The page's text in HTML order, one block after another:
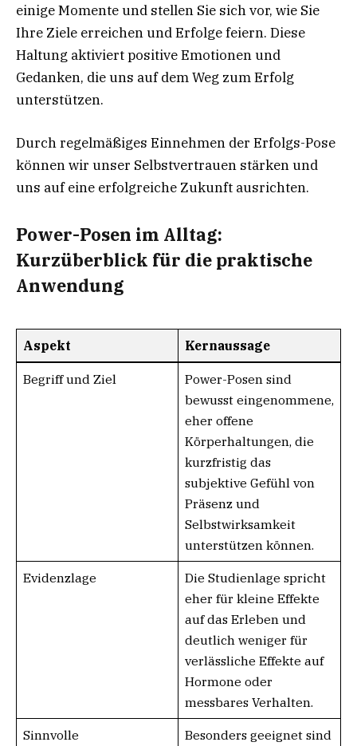
einige Momente und stellen Sie sich vor, wie Sie
Ihre Ziele erreichen und Erfolge feiern. Diese
Haltung aktiviert positive Emotionen und
Gedanken, die uns auf dem Weg zum Erfolg
unterstützen.
Durch regelmäßiges Einnehmen der Erfolgs-Pose
können wir unser Selbstvertrauen stärken und
uns auf eine erfolgreiche Zukunft ausrichten.
Power-Posen im Alltag:
Kurzüberblick für die praktische
Anwendung
Aspekt Kernaussage
Begriff und Ziel
Power-Posen sind
bewusst eingenommene,
eher offene
Körperhaltungen, die
kurzfristig das
subjektive Gefühl von
Präsenz und
Selbstwirksamkeit
unterstützen können.
Evidenzlage
Die Studienlage spricht
eher für kleine Effekte
auf das Erleben und
deutlich weniger für
verlässliche Effekte auf
Hormone oder
messbares Verhalten.
Sinnvolle
Besonders geeignet sind